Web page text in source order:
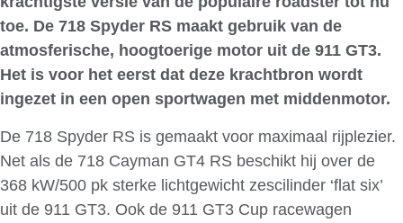
toe. De 718 Spyder RS maakt gebruik van de
atmosferische, hoogtoerige motor uit de 911 GT3.
Het is voor het eerst dat deze krachtbron wordt
ingezet in een open sportwagen met middenmotor.
De 718 Spyder RS is gemaakt voor maximaal rijplezier.
Net als de 718 Cayman GT4 RS beschikt hij over de
368 kW/500 pk sterke lichtgewicht zescilinder ‘flat six’
uit de 911 GT3. Ook de 911 GT3 Cup racewagen